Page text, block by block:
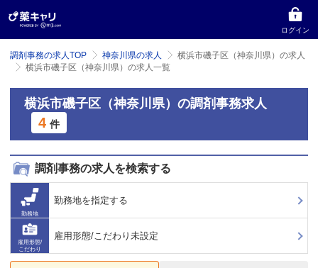
ログイン
調剤事務の求人TOP 神奈川県の求人
横浜市磯子区（神奈川県）の求人
横浜市磯子区（神奈川県）の求人一覧
横浜市磯子区（神奈川県）の調剤事務求人
4 件
調剤事務の求人を検索する
勤務地
勤務地を指定する
雇用形態/
こだわり
雇用形態/こだわり未設定